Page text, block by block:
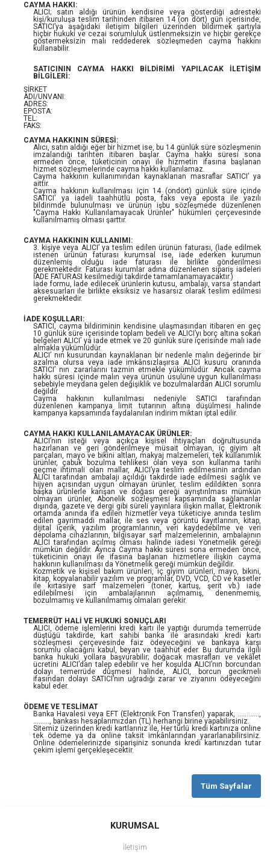
CAYMA HAKKI:
ALICI; satın aldığı ürünün kendisine veya gösterdiği adresteki
kişi/kuruluşa teslim tarihinden itibaren 14 (on dört) gün içerisinde,
SATICI’ya aşağıdaki iletişim bilgileri üzerinden bildirmek şartıyla
hiçbir hukuki ve cezai sorumluluk üstlenmeksizin ve hiçbir gerekçe
göstermeksizin malı reddederek sözleşmeden cayma hakkını
kullanabilir.
SATICININ CAYMA HAKKI BİLDİRİMİ YAPILACAK İLETİŞİM
BİLGİLERİ:
ŞİRKET
ADI/UNVANI:
ADRES:
EPOSTA:
TEL:
FAKS:
CAYMA HAKKININ SÜRESİ:
Alıcı, satın aldığı eğer bir hizmet ise, bu 14 günlük süre sözleşmenin
imzalandığı tarihten itibaren başlar. Cayma hakkı süresi sona
ermeden önce, tüketicinin onayı ile hizmetin ifasına başlanan
hizmet sözleşmelerinde cayma hakkı kullanılamaz.
Cayma hakkının kullanımından kaynaklanan masraflar SATICI’ ya
aittir.
Cayma hakkının kullanılması için 14 (ondört) günlük süre içinde
SATICI' ya iadeli taahhütlü posta, faks veya eposta ile yazılı
bildirimde bulunulması ve ürünün işbu sözleşmede düzenlenen
"Cayma Hakkı Kullanılamayacak Ürünler" hükümleri çerçevesinde
kullanılmamış olması şarttır.
CAYMA HAKKININ KULLANIMI:
3. kişiye veya ALICI’ ya teslim edilen ürünün faturası, (İade edilmek
istenen ürünün faturası kurumsal ise, iade ederken kurumun
düzenlemiş olduğu iade faturası ile birlikte gönderilmesi
gerekmektedir. Faturası kurumlar adına düzenlenen sipariş iadeleri
İADE FATURASI kesilmediği takdirde tamamlanamayacaktır.)
İade formu, İade edilecek ürünlerin kutusu, ambalajı, varsa standart
aksesuarları ile birlikte eksiksiz ve hasarsız olarak teslim edilmesi
gerekmektedir.
İADE KOŞULLARI:
SATICI, cayma bildiriminin kendisine ulaşmasından itibaren en geç
10 günlük süre içerisinde toplam bedeli ve ALICI’yı borç altına sokan
belgeleri ALICI’ ya iade etmek ve 20 günlük süre içerisinde malı iade
almakla yükümlüdür.
ALICI’ nın kusurundan kaynaklanan bir nedenle malın değerinde bir
azalma olursa veya iade imkânsızlaşırsa ALICI kusuru oranında
SATICI’ nın zararlarını tazmin etmekle yükümlüdür. Ancak cayma
hakkı süresi içinde malın veya ürünün usulüne uygun kullanılması
sebebiyle meydana gelen değişiklik ve bozulmalardan ALICI sorumlu
değildir.
Cayma hakkının kullanılması nedeniyle SATICI tarafından
düzenlenen kampanya limit tutarının altına düşülmesi halinde
kampanya kapsamında faydalanılan indirim miktarı iptal edilir.
CAYMA HAKKI KULLANILAMAYACAK ÜRÜNLER:
ALICI’nın isteği veya açıkça kişisel ihtiyaçları doğrultusunda
hazırlanan ve geri gönderilmeye müsait olmayan, iç giyim alt
parçaları, mayo ve bikini altları, makyaj malzemeleri, tek kullanımlık
ürünler, çabuk bozulma tehlikesi olan veya son kullanma tarihi
geçme ihtimali olan mallar, ALICI’ya teslim edilmesinin ardından
ALICI tarafından ambalajı açıldığı takdirde iade edilmesi sağlık ve
hijyen açısından uygun olmayan ürünler, teslim edildikten sonra
başka ürünlerle karışan ve doğası gereği ayrıştırılması mümkün
olmayan ürünler, Abonelik sözleşmesi kapsamında sağlananlar
dışında, gazete ve dergi gibi süreli yayınlara ilişkin mallar, Elektronik
ortamda anında ifa edilen hizmetler veya tüketiciye anında teslim
edilen gayrimaddi mallar, ile ses veya görüntü kayıtlarının, kitap,
dijital içerik, yazılım programlarının, veri kaydedebilme ve veri
depolama cihazlarının, bilgisayar sarf malzemelerinin, ambalajının
ALICI tarafından açılmış olması halinde iadesi Yönetmelik gereği
mümkün değildir. Ayrıca Cayma hakkı süresi sona ermeden önce,
tüketicinin onayı ile ifasına başlanan hizmetlere ilişkin cayma
hakkının kullanılması da Yönetmelik gereği mümkün değildir.
Kozmetik ve kişisel bakım ürünleri, iç giyim ürünleri, mayo, bikini,
kitap, kopyalanabilir yazılım ve programlar, DVD, VCD, CD ve kasetler
ile kırtasiye sarf malzemeleri (toner, kartuş, şerit vb.) iade
edilebilmesi için ambalajlarının açılmamış, denenmemiş,
bozulmamış ve kullanılmamış olmaları gerekir.
TEMERRÜT HALİ VE HUKUKİ SONUÇLARI
ALICI, ödeme işlemlerini kredi kartı ile yaptığı durumda temerrüde
düştüğü takdirde, kart sahibi banka ile arasındaki kredi kartı
sözleşmesi çerçevesinde faiz ödeyeceğini ve bankaya karşı
sorumlu olacağını kabul, beyan ve taahhüt eder. Bu durumda ilgili
banka hukuki yollara başvurabilir; doğacak masrafları ve vekâlet
ücretini ALICI’dan talep edebilir ve her koşulda ALICI’nın borcundan
dolayı temerrüde düşmesi halinde, ALICI, borcun gecikmeli
ifasından dolayı SATICI’nın uğradığı zarar ve ziyanını ödeyeceğini
kabul eder.
ÖDEME VE TESLİMAT
Banka Havalesi veya EFT (Elektronik Fon Transferi) yaparak, ............,
........., bankası hesaplarımızdan (TL) herhangi birine yapabilirsiniz.
Sitemiz üzerinden kredi kartlarınız ile, Her türlü kredi kartınıza online
tek ödeme ya da online taksit imkânlarından yararlanabilirsiniz.
Online ödemelerinizde siparişiniz sonunda kredi kartınızdan tutar
çekim işlemi gerçekleşecektir.
Tüm Sayfalar
KURUMSAL
İletişim